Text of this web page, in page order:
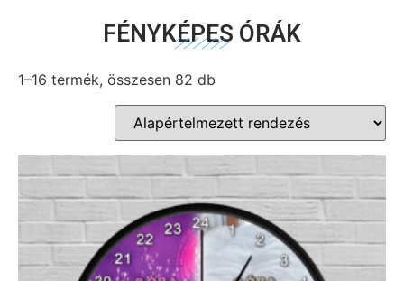
FÉNYKÉPES ÓRÁK
1–16 termék, összesen 82 db